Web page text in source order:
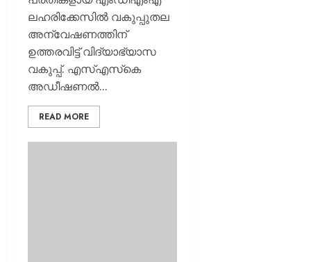
ലഹരിക്കേസിൽ വകുപ്പുതല
അന്വേഷണത്തിന്
ഉത്തരവിട്ട് വിദ്യാഭ്യാസ
വകുപ്പ്. എസ്എസ്‌കെ
അഡീഷണൽ...
READ MORE